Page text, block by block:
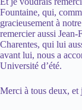
Fountaine, qui,
gracieusement à
remercier aussi
Charentes, qui lui
avant lui, nous a
Université d’été.
Merci à tous deux, et